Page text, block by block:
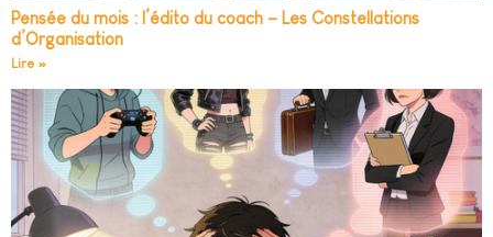
Pensée du mois : l’édito du coach – Les Constellations
d’Organisation
Lire »